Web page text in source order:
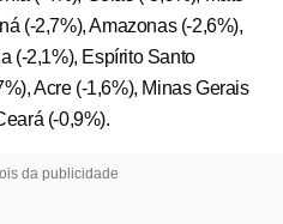
(-2,7%), Amazonas (-2,6%),
(-2,1%), Espírito Santo
Acre (-1,6%), Minas Gerais
(-0,9%).
da publicidade